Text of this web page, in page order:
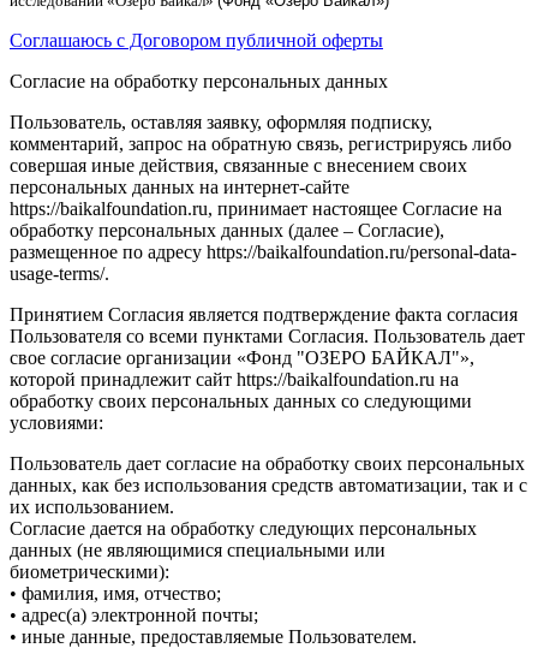
Соглашаюсь с Договором публичной оферты
Согласие на обработку персональных данных
Пользователь, оставляя заявку, оформляя подписку,
комментарий, запрос на обратную связь, регистрируясь либо
совершая иные действия, связанные с внесением своих
персональных данных на интернет-сайте
https://baikalfoundation.ru, принимает настоящее Согласие на
обработку персональных данных (далее – Согласие),
размещенное по адресу https://baikalfoundation.ru/personal-data-
usage-terms/.
Принятием Согласия является подтверждение факта согласия
Пользователя со всеми пунктами Согласия. Пользователь дает
свое согласие организации «Фонд "ОЗЕРО БАЙКАЛ"»,
которой принадлежит сайт https://baikalfoundation.ru на
обработку своих персональных данных со следующими
условиями:
Пользователь дает согласие на обработку своих персональных
данных, как без использования средств автоматизации, так и с
их использованием.
Согласие дается на обработку следующих персональных
данных (не являющимися специальными или
биометрическими):
• фамилия, имя, отчество;
• адрес(а) электронной почты;
• иные данные, предоставляемые Пользователем.